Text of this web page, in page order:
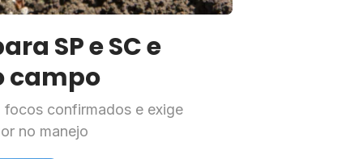
SP e SC e
campo
focos confirmados e exige
no manejo